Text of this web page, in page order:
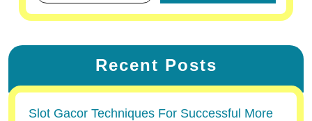
Recent Posts
Slot Gacor Techniques For Successful More